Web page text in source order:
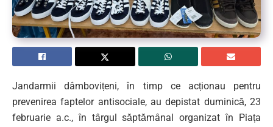
Jandarmii dâmbovițeni, în timp ce acționau pentru
prevenirea faptelor antisociale, au depistat duminică, 23
februarie a.c., în târgul săptămânal organizat în Piața